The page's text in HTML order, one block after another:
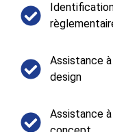
Assistance
design
Assistance